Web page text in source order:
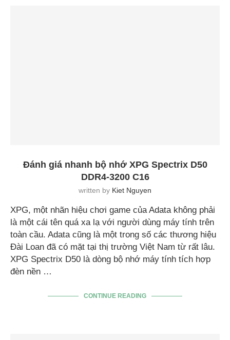
Đánh giá nhanh bộ nhớ XPG Spectrix D50
DDR4-3200 C16
written by Kiet Nguyen
XPG, một nhãn hiệu chơi game của Adata không phải
là một cái tên quá xa lạ với người dùng máy tính trên
toàn cầu. Adata cũng là một trong số các thương hiệu
Đài Loan đã có mặt tại thị trường Việt Nam từ rất lâu.
XPG Spectrix D50 là dòng bộ nhớ máy tính tích hợp
đèn nền …
CONTINUE READING